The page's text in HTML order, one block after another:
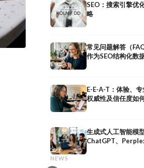
SEO：搜索引擎优
略
常见问题解答（
作为SEO结构化数
E-E-A-T：体验、专
权威性及信任度如
生成式人工智能模
ChatGPT、
NEWS
共享媒体：定义、意义及在
共享媒体：定义、意义及在 PESO 模